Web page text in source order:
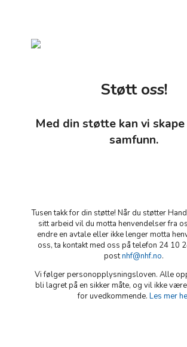
ABONNER PÅ NYHETSBREV
DEL DIN HISTORIE
Støtt oss!
Med din støtte kan vi
samfunn.
Tusen takk for din støtte! Når du støtter
sitt arbeid vil du motta henvendelser fra
endre en avtale eller ikke lenger motta
oss, ta kontakt med oss på telefon 24 10
postnhf@nhf.no.
Vi følger personopplysningsloven. Alle
bli lagret på en sikker måte, og vil ikke
for uvedkommende. Les mer